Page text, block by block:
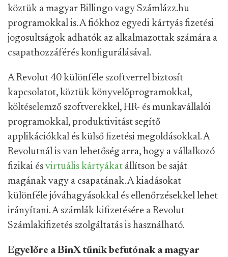
köztük a magyar Billingo vagy Számlázz.hu
programokkal is. A fiókhoz egyedi kártyás fizetési
jogosultságok adhatók az alkalmazottak számára a
csapathozzáférés konfigurálásával.
A Revolut 40 különféle szoftverrel biztosít
kapcsolatot, köztük könyvelőprogramokkal,
költéselemző szoftverekkel, HR- és munkavállalói
programokkal, produktivitást segítő
applikációkkal és külső fizetési megoldásokkal. A
Revolutnál is van lehetőség arra, hogy a vállalkozó
fizikai és virtuális kártyákat állítson be saját
magának vagy a csapatának. A kiadásokat
különféle jóváhagyásokkal és ellenőrzésekkel lehet
irányítani. A számlák kifizetésére a Revolut
Számlakifizetés szolgáltatás is használható.
Egyelőre a BinX tűnik befutónak a magyar